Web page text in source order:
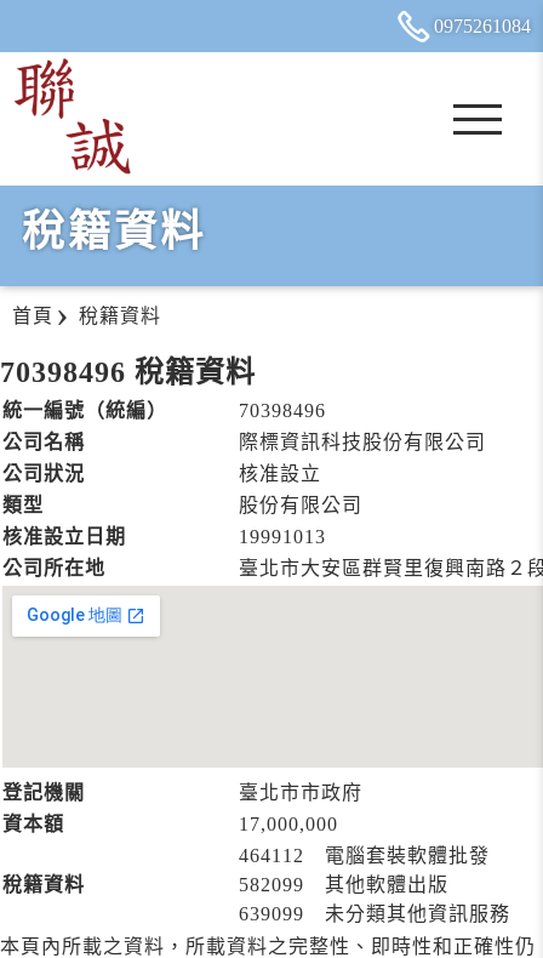
0975261084
稅籍資料
首頁 稅籍資料
70398496 稅籍資料
統一編號（統編）
70398496
公司名稱
際標資訊科技股份有限公司
公司狀況
核准設立
類型
股份有限公司
核准設立日期
19991013
公司所在地
臺北市大安區群賢里復興南路２
登記機關
臺北市市政府
資本額
17,000,000
稅籍資料
464112 電腦套裝軟體批發
582099 其他軟體出版
639099 未分類其他資訊服務
本頁內所載之資料，所載資料之完整性、即時性和正確性仍